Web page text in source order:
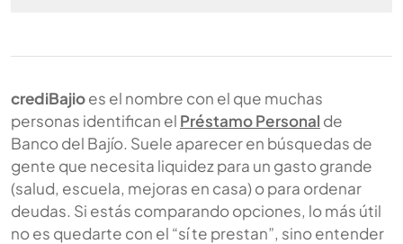
crediBajioes el nombre con el que muchas
personas identifican el Préstamo Personal de
Banco del Bajío. Suele aparecer en búsquedas de
gente que necesita liquidez para un gasto grande
(salud, escuela, mejoras en casa) o para ordenar
deudas. Si estás comparando opciones, lo más útil
no es quedarte con el “sí te prestan”, sino entender